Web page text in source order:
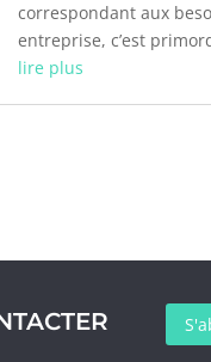
correspondant aux
entreprise, c’est
lire plus